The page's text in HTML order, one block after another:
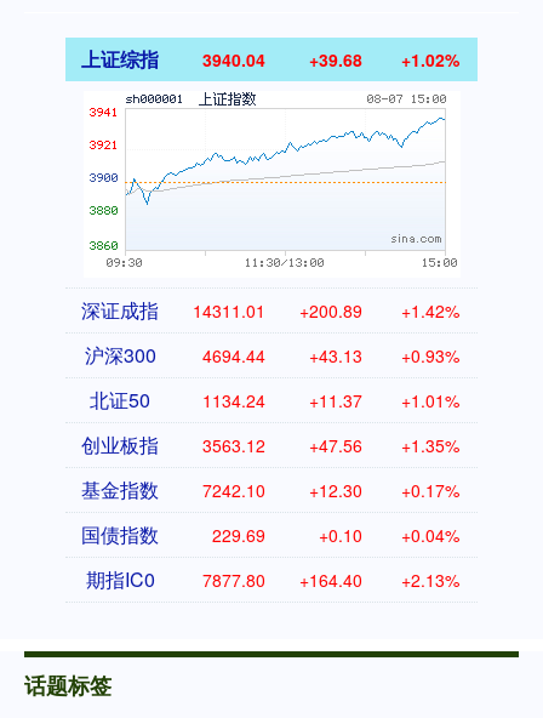
上证综指 3940.04 +39.68 +1.02%
深证成指 14311.01 +200.89 +1.42%
沪深300 4694.44 +43.13 +0.93%
北证50 1134.24 +11.37 +1.01%
创业板指 3563.12 +47.56 +1.35%
基金指数 7242.10 +12.30 +0.17%
国债指数 229.69 +0.10 +0.04%
期指IC0 7877.80 +164.40 +2.13%
话题标签